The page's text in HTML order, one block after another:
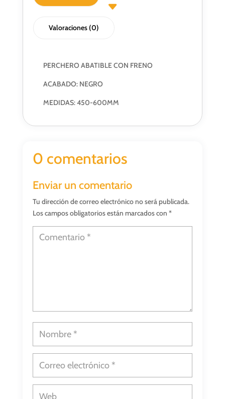
Valoraciones (0)
PERCHERO ABATIBLE CON FRENO
ACABADO: NEGRO
MEDIDAS: 450-600MM
0 comentarios
Enviar un comentario
Tu dirección de correo electrónico no será publicada.
Los campos obligatorios están marcados con *